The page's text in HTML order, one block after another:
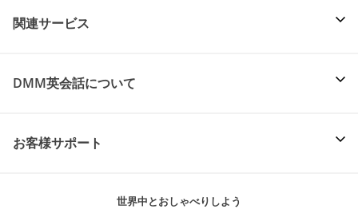
関連サービス
DMM英会話について
お客様サポート
世界中とおしゃべりしよう